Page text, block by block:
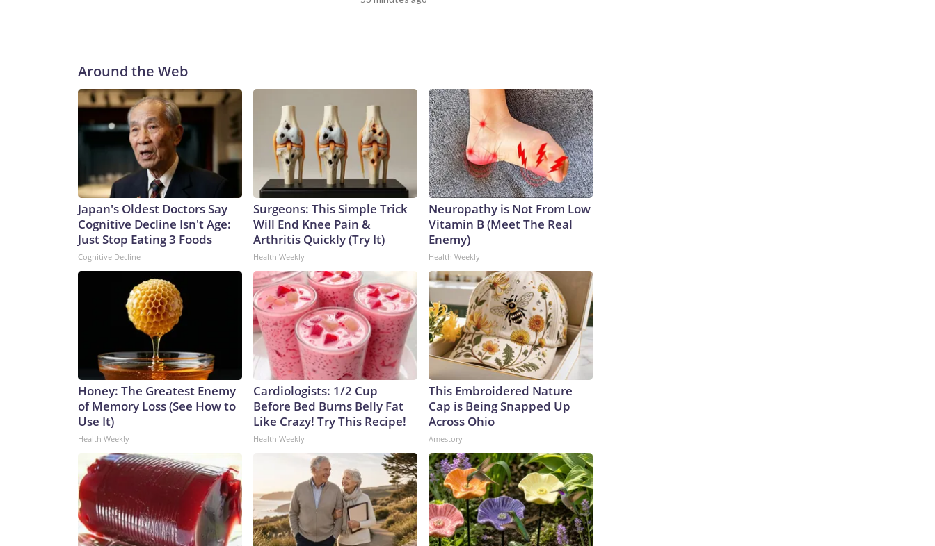
Around the Web
Japan's Oldest Doctors Say
Cognitive Decline Isn't Age:
Just Stop Eating 3 Foods
Cognitive Decline
Surgeons: This Simple Trick
Will End Knee Pain &
Arthritis Quickly (Try It)
Health Weekly
Neuropathy is Not From Low
Vitamin B (Meet The Real
Enemy)
Health Weekly
Honey: The Greatest Enemy
of Memory Loss (See How to
Use It)
Health Weekly
Cardiologists: 1/2 Cup
Before Bed Burns Belly Fat
Like Crazy! Try This Recipe!
Health Weekly
This Embroidered Nature
Cap is Being Snapped Up
Across Ohio
Amestory